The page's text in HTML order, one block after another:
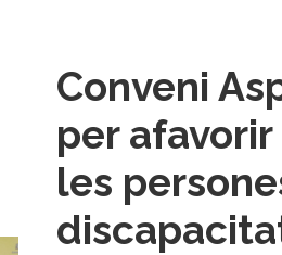
Conveni
per
les